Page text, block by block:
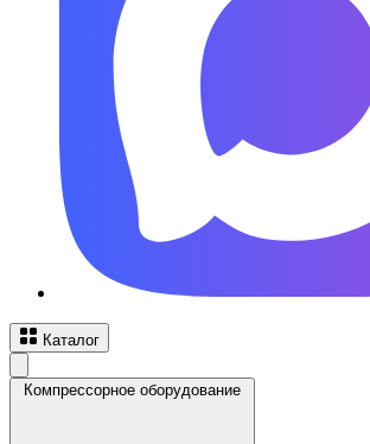
Каталог
Компрессорное оборудование